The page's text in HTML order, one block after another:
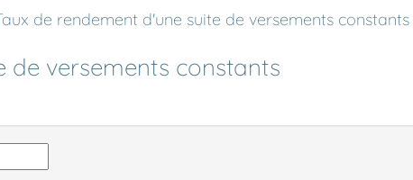
de rendement d'une suite de versements constants
de versements constants